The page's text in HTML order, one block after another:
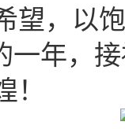
望，以
一年，